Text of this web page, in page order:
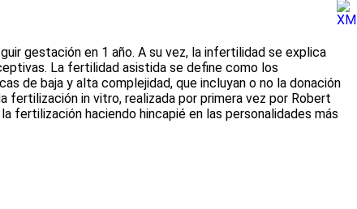
gestación en 1 año. A su vez, la infertilidad se explica
La fertilidad asistida se define como los
de baja y alta complejidad, que incluyan o no la donación
in vitro, realizada por primera vez por Robert
fertilización haciendo hincapié en las personalidades más